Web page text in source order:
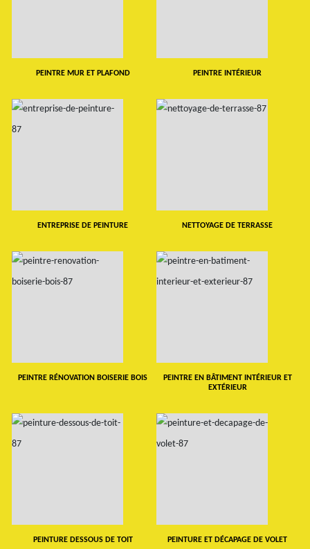
PEINTRE MUR ET PLAFOND PEINTRE INTÉRIEUR
ENTREPRISE DE PEINTURE NETTOYAGE DE TERRASSE
PEINTRE RÉNOVATION BOISERIE BOIS
PEINTRE EN BÂTIMENT INTÉRIEUR ET
EXTÉRIEUR
PEINTURE DESSOUS DE TOIT PEINTURE ET DÉCAPAGE DE VOLET